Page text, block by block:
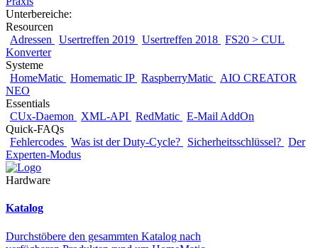
Unterbereiche:
Resourcen
Adressen
Usertreffen 2019 Usertreffen 2018 FS20 > CUL
Konverter
Systeme
HomeMatic Homematic IP RaspberryMatic
AIO CREATOR
NEO
Essentials
CUx-Daemon
XML-API RedMatic E-Mail AddOn
Quick-FAQs
Fehlercodes Was ist der Duty-Cycle? Sicherheitsschlüssel? Der
Experten-Modus
Hardware
Katalog
Durchstöbere den gesammten Katalog nach